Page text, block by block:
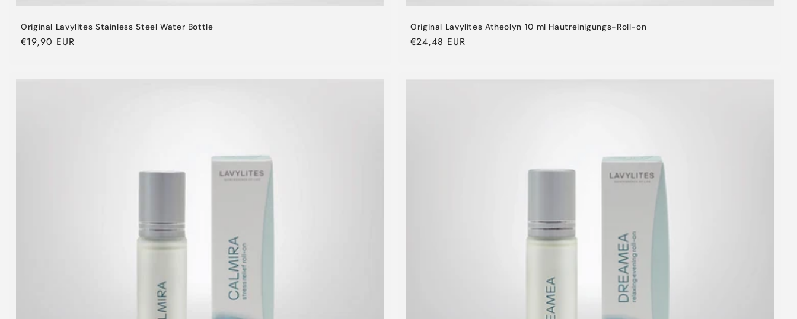
Original Lavylites Stainless Steel Water Bottle
Normaler
€19,90 EUR
Original Lavylites Atheolyn 10 ml Hautreinigungs-Roll-on
Normaler
€24,48 EUR